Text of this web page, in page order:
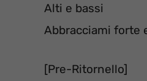
Alti e bassi
Abbracciami forte
[Pre-Ritornello]